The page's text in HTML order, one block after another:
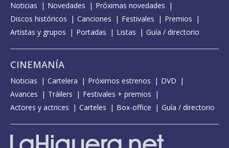
Noticias Novedades
Próximas novedades
Discos históricos
Canciones Festivales
Premios
Artistas y grupos
Portadas Listas Guía / directorio
CINEMANÍA
Noticias Cartelera Próximos estrenos
DVD
Avances
Tráilers
Festivales + premios
Actores y actrices
Carteles Box-office Guía / directorio